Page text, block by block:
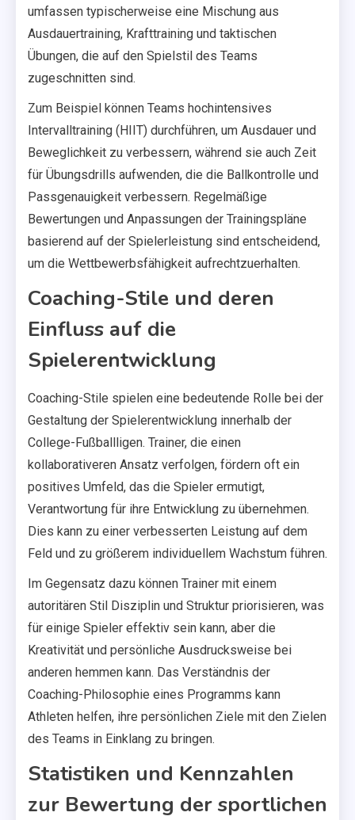
umfassen typischerweise eine Mischung aus
Ausdauertraining, Krafttraining und taktischen
Übungen, die auf den Spielstil des Teams
zugeschnitten sind.
Zum Beispiel können Teams hochintensives
Intervalltraining (HIIT) durchführen, um Ausdauer und
Beweglichkeit zu verbessern, während sie auch Zeit
für Übungsdrills aufwenden, die die Ballkontrolle und
Passgenauigkeit verbessern. Regelmäßige
Bewertungen und Anpassungen der Trainingspläne
basierend auf der Spielerleistung sind entscheidend,
um die Wettbewerbsfähigkeit aufrechtzuerhalten.
Coaching-Stile und deren
Einfluss auf die
Spielerentwicklung
Coaching-Stile spielen eine bedeutende Rolle bei der
Gestaltung der Spielerentwicklung innerhalb der
College-Fußballligen. Trainer, die einen
kollaborativeren Ansatz verfolgen, fördern oft ein
positives Umfeld, das die Spieler ermutigt,
Verantwortung für ihre Entwicklung zu übernehmen.
Dies kann zu einer verbesserten Leistung auf dem
Feld und zu größerem individuellem Wachstum führen.
Im Gegensatz dazu können Trainer mit einem
autoritären Stil Disziplin und Struktur priorisieren, was
für einige Spieler effektiv sein kann, aber die
Kreativität und persönliche Ausdrucksweise bei
anderen hemmen kann. Das Verständnis der
Coaching-Philosophie eines Programms kann
Athleten helfen, ihre persönlichen Ziele mit den Zielen
des Teams in Einklang zu bringen.
Statistiken und Kennzahlen
zur Bewertung der sportlichen